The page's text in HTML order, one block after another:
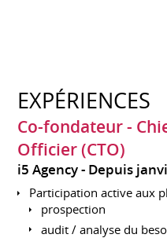
EXPÉRIENCES
Co-fondateur -
Officier (CTO)
i5 Agency Depuis
Participation active aux
prospection
audit / analyse du